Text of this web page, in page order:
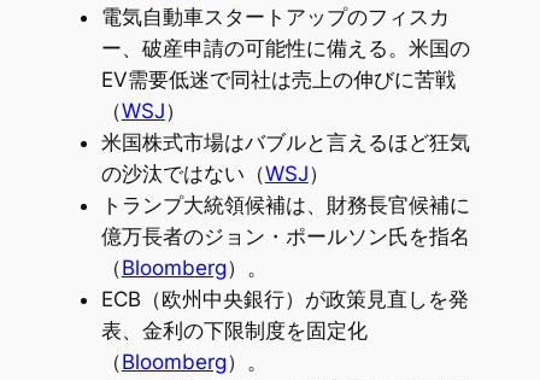
電気自動車スタートアップのフィスカ
ー、破産申請の可能性に備える。米国の
EV需要低迷で同社は売上の伸びに苦戦
（WSJ）
米国株式市場はバブルと言えるほど狂気
の沙汰ではない（WSJ）
トランプ大統領候補は、財務長官候補に
億万長者のジョン・ポールソン氏を指名
（Bloomberg）。
ECB（欧州中央銀行）が政策見直しを発
表、金利の下限制度を固定化
（Bloomberg）。